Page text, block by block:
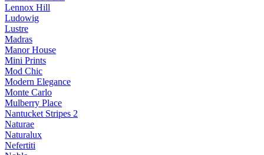
Lennox Hill
Ludowig
Lustre
Madras
Manor House
Mini Prints
Mod Chic
Modern Elegance
Monte Carlo
Mulberry Place
Nantucket Stripes 2
Naturae
Naturalux
Nefertiti